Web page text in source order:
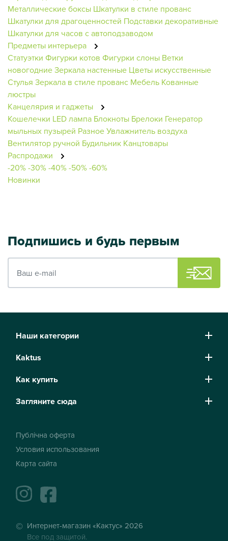
Металлические боксы Шкатулки в стиле прованс
Шкатулки для драгоценностей Подставки декоративные
Шкатулки для часов с автоподзаводом
Предметы интерьера
Статуэтки Фигурки котов Фигурки слоны Ветки
новогодниеЗеркала настенные Цветы искусственные
Стулья Зеркала в стиле прованс Мебель Кованные
люстры
Канцелярия и гаджеты
Кошелечки LED лампа Блокноты Брелоки Генератор
мыльных пузырей РазноеУвлажнитель воздуха
Вентилятор ручной Будильник Канцтовары
Распродажи
-20%-30%-40%-50%-60%
Новинки
Подпишись и будь первым
Наши категории
Kaktus
Как купить
Загляните сюда
Публічна оферта
Условия использования
Карта сайта
instagramfacebook
Интернет-магазин «Кактус» 2026
Все под защитой.